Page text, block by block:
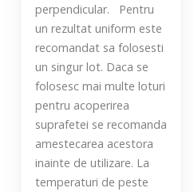
perpendicular. Pentru
un rezultat uniform este
recomandat sa folosesti
un singur lot. Daca se
folosesc mai multe loturi
pentru acoperirea
suprafetei se recomanda
amestecarea acestora
inainte de utilizare. La
temperaturi de peste